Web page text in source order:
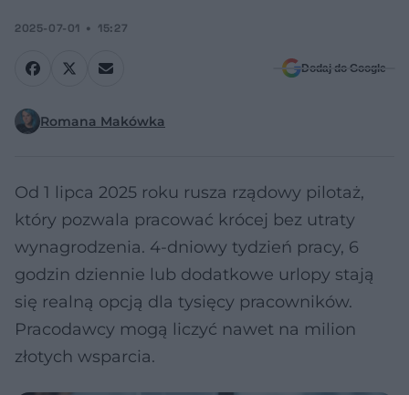
2025-07-01 15:27
Dodaj do Google
Romana Makówka
Od 1 lipca 2025 roku rusza rządowy pilotaż,
który pozwala pracować krócej bez utraty
wynagrodzenia. 4-dniowy tydzień pracy, 6
godzin dziennie lub dodatkowe urlopy stają
się realną opcją dla tysięcy pracowników.
Pracodawcy mogą liczyć nawet na milion
złotych wsparcia.